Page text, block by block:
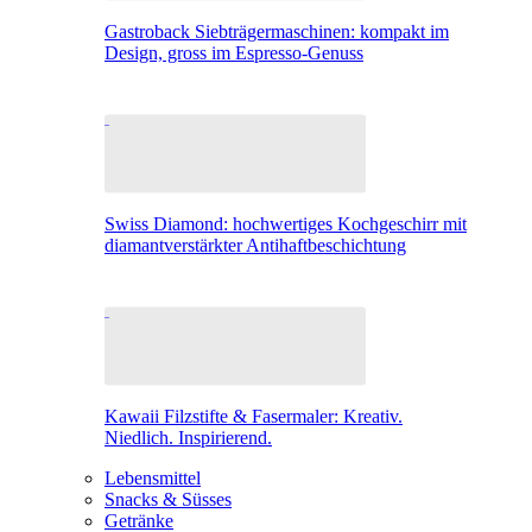
Gastroback Siebträgermaschinen: kompakt im
Design, gross im Espresso-Genuss
Swiss Diamond: hochwertiges Kochgeschirr mit
diamantverstärkter Antihaftbeschichtung
Kawaii Filzstifte & Fasermaler: Kreativ.
Niedlich. Inspirierend.
Lebensmittel
Snacks & Süsses
Getränke